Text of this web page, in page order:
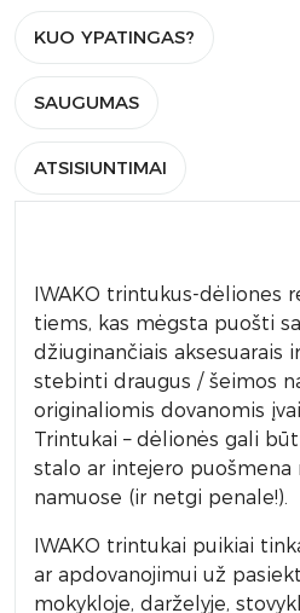
KUO YPATINGAS?
SAUGUMAS
ATSISIUNTIMAI
IWAKO trintukus-dėliones
tiems, kas mėgsta puošti
džiuginančiais aksesuarais
stebinti draugus / šeimos
originaliomis dovanomis
Trintukai – dėlionės gali
stalo ar intejero puošmena
namuose (ir netgi penale!).
IWAKO trintukai puikiai
ar apdovanojimui už
mokykloje, darželyje,